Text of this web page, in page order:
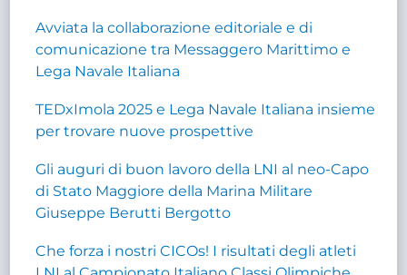
Avviata la collaborazione editoriale e di
comunicazione tra Messaggero Marittimo e
Lega Navale Italiana
TEDxImola 2025 e Lega Navale Italiana insieme
per trovare nuove prospettive
Gli auguri di buon lavoro della LNI al neo-Capo
di Stato Maggiore della Marina Militare
Giuseppe Berutti Bergotto
Che forza i nostri CICOs! I risultati degli atleti